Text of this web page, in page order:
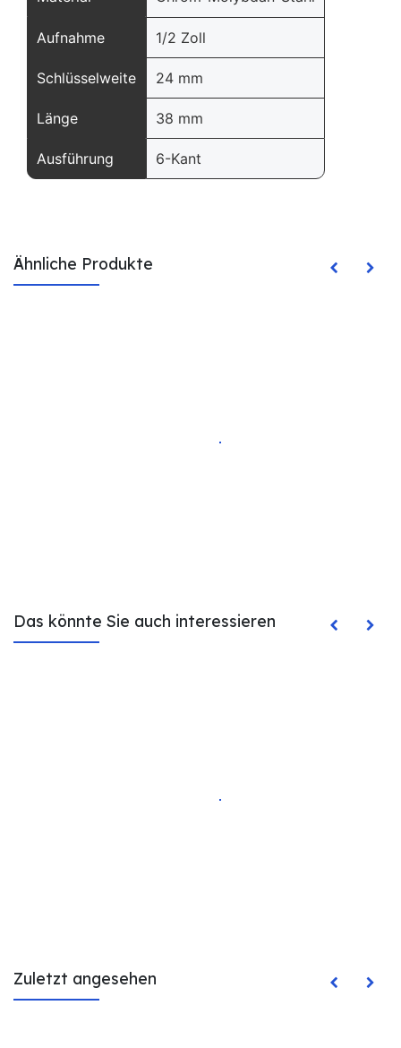
Aufnahme 1/2 Zoll
Schlüsselweite 24 mm
Länge 38 mm
Ausführung 6-Kant
Ähnliche Produkte
Das könnte Sie auch interessieren
Zuletzt angesehen